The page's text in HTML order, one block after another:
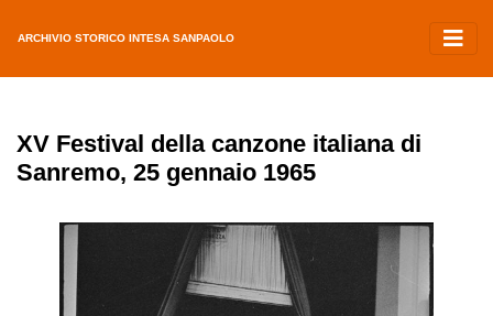
ARCHIVIO STORICO INTESA SANPAOLO
XV Festival della canzone italiana di
Sanremo, 25 gennaio 1965